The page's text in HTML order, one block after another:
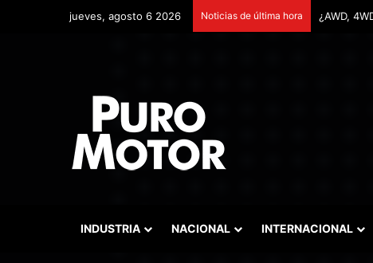
jueves, agosto 6 2026 Noticias de última hora
INDUSTRIA NACIONAL INTERNACIONAL